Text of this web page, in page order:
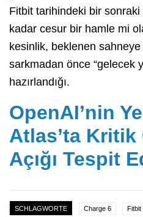
Fitbit tarihindeki bir
kadar cesur bir hamle mi
kesinlik, beklenen sahneye
sarkmadan önce “gelecek
hazırlandığı.
OpenAI’nin
Atlas’ta
Açığı Tespit
SCHLAGWORTE Charge 6 Fitbit